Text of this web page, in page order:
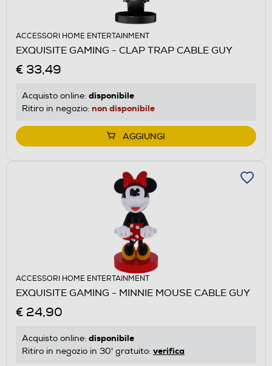
ACCESSORI HOME ENTERTAINMENT
EXQUISITE GAMING - CLAP TRAP CABLE GUY
€ 33,49
Acquisto online: disponibile
Ritiro in negozio: non disponibile
AGGIUNGI
ACCESSORI HOME ENTERTAINMENT
EXQUISITE GAMING - MINNIE MOUSE CABLE GUY
€ 24,90
Acquisto online: disponibile
Ritiro in negozio in 30' gratuito: verifica